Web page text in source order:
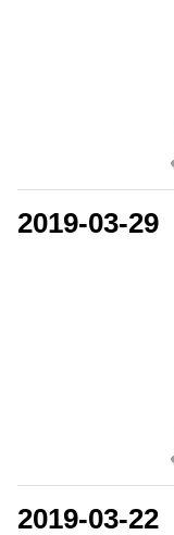
2019-03-29
2019-03-22